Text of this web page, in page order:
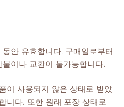
안 유효합니다. 구매일로부터
이나 교환이 불가능합니다.
이 사용되지 않은 상태로 받았
니다. 또한 원래 포장 상태로